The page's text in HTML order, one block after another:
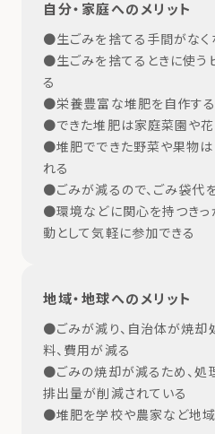
自分・家庭へのメリット
●生ごみを捨てる手間がなく
●生ごみを捨てるときに使う
る
●栄養豊富な堆肥を自作する
●できた堆肥は家庭菜園や
●堆肥でできた野菜や果物は
れる
●ごみが減るので、ごみ袋代
●環境などに関心を持つきっ
動として気軽に参加できる
地域・地球へのメリット
●ごみが減り、自治体が焼却
料、費用が減る
●ごみの焼却が減るため、処
排出量が削減されている
●堆肥を学校や農家など地域